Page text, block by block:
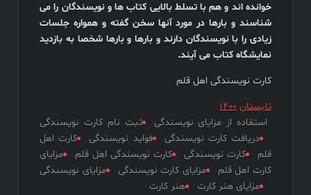
خوانده اند و هم با تسلط بالایی کتاب ها و نویسندگان را می
شناسند و بارها در مورد آنها سخن گفته و همواره جلسات
زیادی را با نویسندگان دارند و بارها و بارها شخصا به بازدید
نمایشگاه کتاب می آیند.
کارت نویسندگی اهل قلم
تابستان 1400
استفاده از مزایای نویسندگی
ثبت نام کارت نویسندگی
دریافت کارت نویسندگی
فواید نویسندگی
کارت اهل
قلم
کارت نویسندگی کارت نویسندگی اهل قلم
مزایای
کارت اهل قلم
مزایای کارت نویسندگی
مزایای نویسندگی
مزایای هنر کارت
هنر کارت